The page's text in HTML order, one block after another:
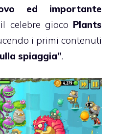
ed importante
celebre gioco Plants
i primi contenuti
spiaggia”.